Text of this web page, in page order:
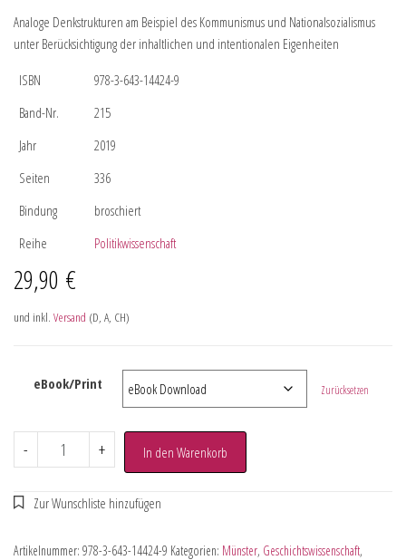
Analoge Denkstrukturen am Beispiel des Kommunismus und Nationalsozialismus
unter Berücksichtigung der inhaltlichen und intentionalen Eigenheiten
ISBN
978-3-643-14424-9
Band-Nr.
215
Jahr
2019
Seiten
336
Bindung
broschiert
Reihe
Politikwissenschaft
29,90 €
und inkl. Versand (D, A, CH)
eBook/Print Zurücksetzen
- + In den Warenkorb
Artikelnummer: 978-3-643-14424-9 Kategorien: Münster, Geschichtswissenschaft,